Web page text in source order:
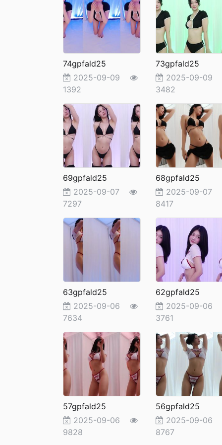
74gpfald25
2025-09-09
1392
73gpfald25
2025-09-09
3482
69gpfald25
2025-09-07
7297
68gpfald25
2025-09-07
8417
63gpfald25
2025-09-06
7634
62gpfald25
2025-09-06
3761
57gpfald25
2025-09-06
9828
56gpfald25
2025-09-06
8767